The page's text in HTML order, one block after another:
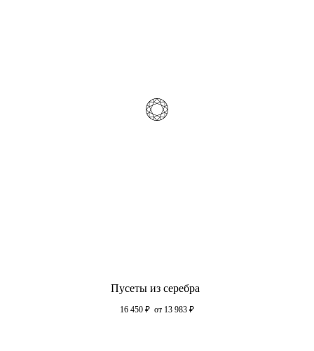
Пусеты из серебра
16 450 ₽ от 13 983 ₽